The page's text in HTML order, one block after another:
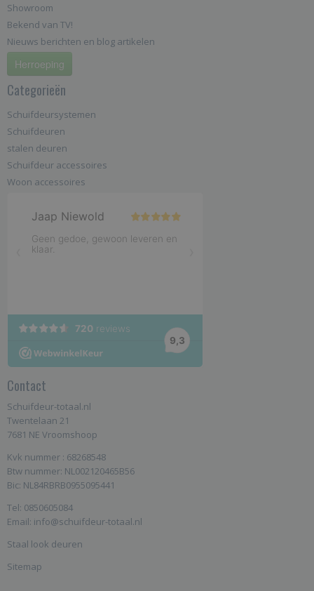
Showroom
Bekend van TV!
Nieuws berichten en blog artikelen
Herroeping
Categorieën
Schuifdeursystemen
Schuifdeuren
stalen deuren
Schuifdeur accessoires
Woon accessoires
Contact
Schuifdeur-totaal.nl
Twentelaan 21
7681 NE Vroomshoop
Kvk nummer : 68268548
Btw nummer: NL002120465B56
Bic: NL84RBRB0955095441
Tel: 0850605084
Email: info@schuifdeur-totaal.nl
Staal look deuren
Sitemap